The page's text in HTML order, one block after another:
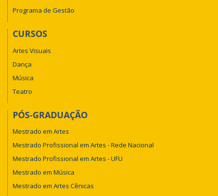
Programa de Gestão
CURSOS
Artes Visuais
Dança
Música
Teatro
PÓS-GRADUAÇÃO
Mestrado em Artes
Mestrado Profissional em Artes - Rede Nacional
Mestrado Profissional em Artes - UFU
Mestrado em Música
Mestrado em Artes Cênicas